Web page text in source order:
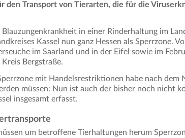
den Transport von Tierarten, die für die
in einer Rinderhaltung im
Kassel nun ganz Hessen als Sperrzone.
im Saarland und in der Eifel sowie im
Bergstraße.
mit Handelsrestriktionen habe nach dem
müssen: Nun ist auch der bisher noch nicht
insgesamt erfasst.
um betroffene Tierhaltungen herum